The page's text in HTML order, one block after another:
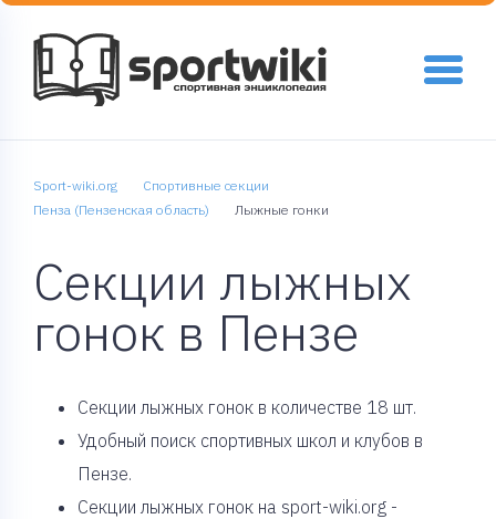
Sport-wiki.org
Спортивные секции
Пенза (Пензенская область)
Лыжные гонки
Секции лыжных
гонок в Пензе
Cекции лыжных гонок в количестве 18 шт.
Удобный поиск спортивных школ и клубов в
Пензе.
Секции лыжных гонок на sport-wiki.org -